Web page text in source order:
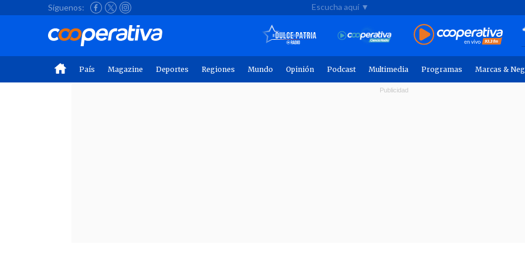
Síguenos: Escucha aquí ▼
País Magazine Deportes Regiones Mundo Opinión Podcast Multimedia Programas Marcas &